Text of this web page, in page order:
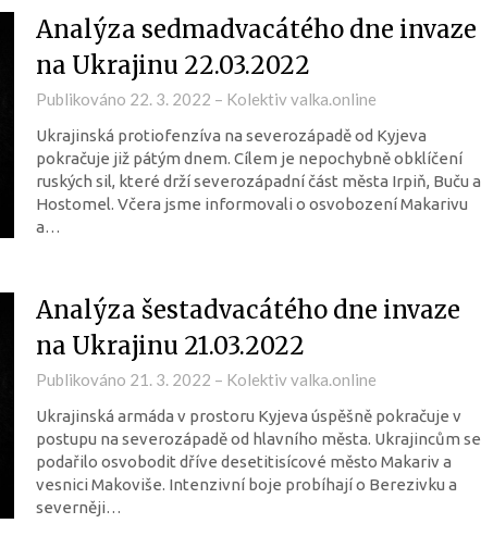
Analýza sedmadvacátého dne invaze
na Ukrajinu 22.03.2022
Publikováno 22. 3. 2022 – Kolektiv valka.online
Ukrajinská protiofenzíva na severozápadě od Kyjeva
pokračuje již pátým dnem. Cílem je nepochybně obklíčení
ruských sil, které drží severozápadní část města Irpiň, Buču a
Hostomel. Včera jsme informovali o osvobození Makarivu
a…
Analýza šestadvacátého dne invaze
na Ukrajinu 21.03.2022
Publikováno 21. 3. 2022 – Kolektiv valka.online
Ukrajinská armáda v prostoru Kyjeva úspěšně pokračuje v
postupu na severozápadě od hlavního města. Ukrajincům se
podařilo osvobodit dříve desetitisícové město Makariv a
vesnici Makoviše. Intenzivní boje probíhají o Berezivku a
severněji…